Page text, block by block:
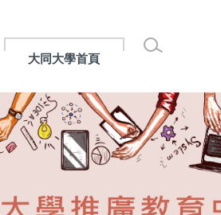
大同大學首頁